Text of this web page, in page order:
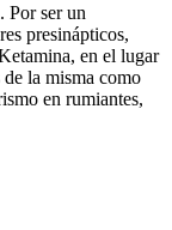
Por ser un
presinápticos,
en el lugar
la misma como
en rumiantes,